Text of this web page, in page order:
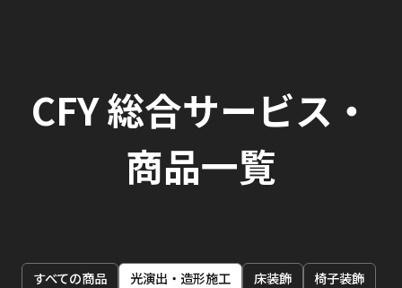
CFY 総合サービス・
商品一覧
すべての商品 光演出・造形施工 床装飾
椅子装飾